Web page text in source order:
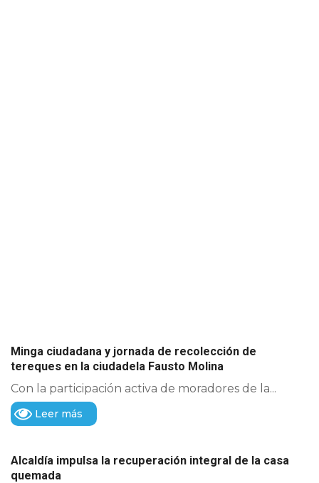
Minga ciudadana y jornada de recolección de
tereques en la ciudadela Fausto Molina
Con la participación activa de moradores de la...
Leer más
Alcaldía impulsa la recuperación integral de la casa
quemada